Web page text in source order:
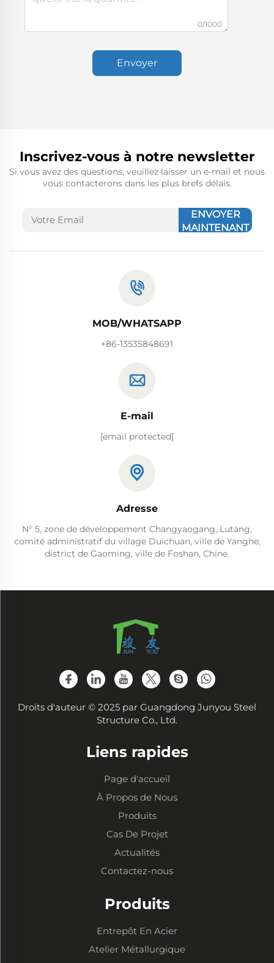
0/1000
Envoyer
Inscrivez-vous à notre newsletter
Si vous avez des questions, veuillez laisser un e-mail et nous
vous contacterons dans les plus brefs délais.
ENVOYER
MAINTENANT
MOB/WHATSAPP
+86-13535848691
E-mail
[email protected]
Adresse
N° 5, zone de développement Changyaogang, Lutang,
comité administratif du village Duichuan, ville de Yanghe,
district de Gaoming, ville de Foshan, Chine.
Droits d'auteur © 2025 par Guangdong Junyou Steel
Structure Co., Ltd.
Liens rapides
Page d'accueil
À Propos de Nous
Produits
Cas De Projet
Actualités
Contactez-nous
Produits
Entrepôt En Acier
Atelier Métallurgique